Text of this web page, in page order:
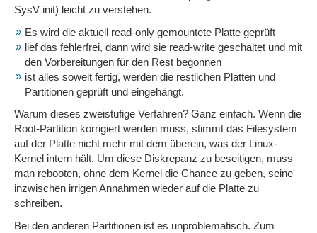
SysV init) leicht zu verstehen.
Es wird die aktuell read-only gemountete Platte geprüft
lief das fehlerfrei, dann wird sie read-write geschaltet und mit
den Vorbereitungen für den Rest begonnen
ist alles soweit fertig, werden die restlichen Platten und
Partitionen geprüft und eingehängt.
Warum dieses zweistufige Verfahren? Ganz einfach. Wenn die
Root-Partition korrigiert werden muss, stimmt das Filesystem
auf der Platte nicht mehr mit dem überein, was der Linux-
Kernel intern hält. Um diese Diskrepanz zu beseitigen, muss
man rebooten, ohne dem Kernel die Chance zu geben, seine
inzwischen irrigen Annahmen wieder auf die Platte zu
schreiben.
Bei den anderen Partitionen ist es unproblematisch. Zum